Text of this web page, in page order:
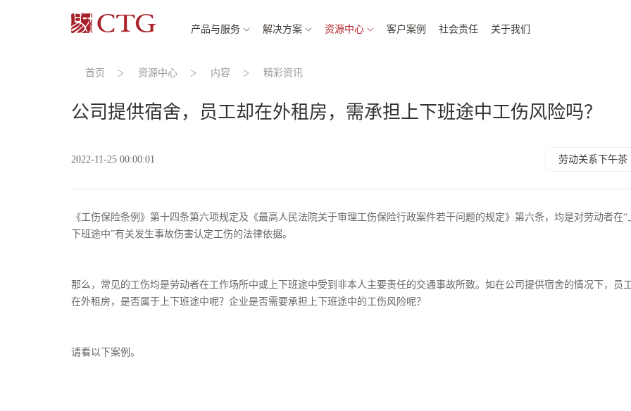
产品与服务 解决方案 资源中心 客户案例 社会责任 关于我们
首页 资源中心 内容 精彩资讯
公司提供宿舍，员工却在外租房，需承担上下班途中工伤风险吗？
2022-11-25 00:00:01 劳动关系下午茶
《工伤保险条例》第十四条第六项规定及《最高人民法院关于审理工伤保险行政案件若干问题的规定》第六条，均是对劳动者在“
下班途中”有关发生事故伤害认定工伤的法律依据。
那么，常见的工伤均是劳动者在工作场所中或上下班途中受到非本人主要责任的交通事故所致。如在公司提供宿舍的情况下，员
在外租房，是否属于上下班途中呢？企业是否需要承担上下班途中的工伤风险呢？
请看以下案例。